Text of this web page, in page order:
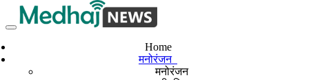
Home
मनोरंजन
मनोरंजन